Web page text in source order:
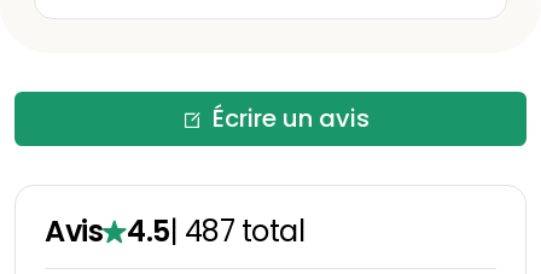
Écrire un avis
Avis 4.5| 487 total